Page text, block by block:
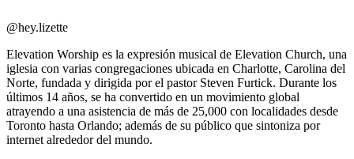
@hey.lizette
Elevation Worship es la expresión musical de Elevation Church, una
iglesia con varias congregaciones ubicada en Charlotte, Carolina del
Norte, fundada y dirigida por el pastor Steven Furtick. Durante los
últimos 14 años, se ha convertido en un movimiento global
atrayendo a una asistencia de más de 25,000 con localidades desde
Toronto hasta Orlando; además de su público que sintoniza por
internet alrededor del mundo.